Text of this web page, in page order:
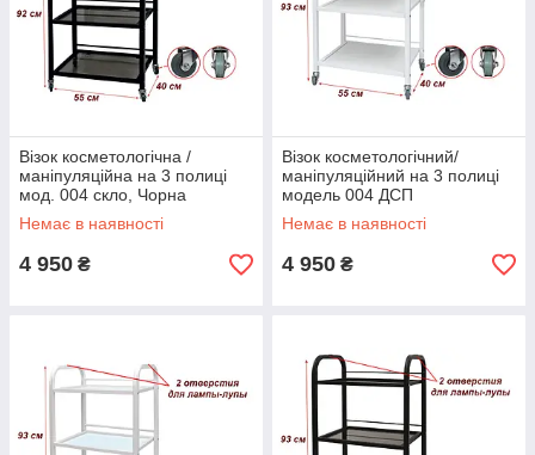
Візок косметологічна /
маніпуляційна на 3 полиці
мод. 004 скло, Чорна
Немає в наявності
4 950 ₴
Візок косметологічний/
маніпуляційний на 3 полиці
модель 004 ДСП
Немає в наявності
4 950 ₴